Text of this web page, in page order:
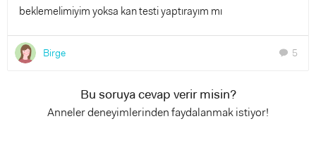
beklemelimiyim yoksa kan testi yaptırayım mı
Birge chat 5
Bu soruya cevap verir misin?
Anneler deneyimlerinden faydalanmak istiyor!